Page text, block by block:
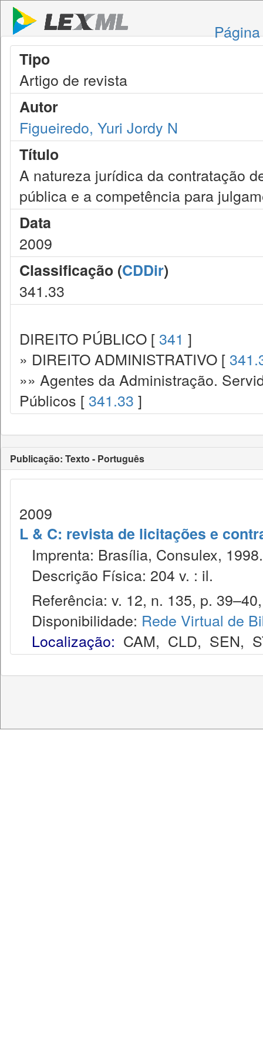
Tipo
Artigo de revista
Autor
Figueiredo, Yuri Jordy N
Título
A natureza jurídica da contratação
pública e a competência para
Data
2009
Classificação (CDDir)
341.33
DIREITO PÚBLICO [ 341 ]
» DIREITO ADMINISTRATIVO [
»» Agentes da Administração.
Públicos [ 341.33 ]
Publicação: Texto - Português
2009
L & C: revista de licitações e
Imprenta: Brasília, Consulex, 1998.
Descrição Física: 204 v. : il.
Referência: v. 12, n. 135, p.
Disponibilidade: Rede Virtual de
Localização: CAM, CLD, SEN,